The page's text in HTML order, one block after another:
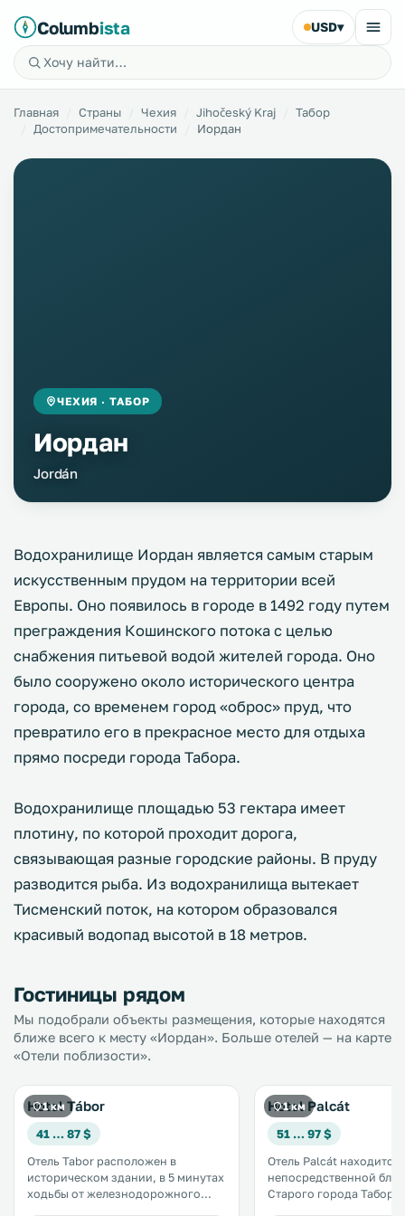
Columbista USD▾
Главная Страны Чехия Jihočeský Kraj
Табор
Достопримечательности
Иордан
ЧЕХИЯ · ТАБОР
Иордан
Jordán
Водохранилище Иордан является самым старым
искусственным прудом на территории всей
Европы. Оно появилось в городе в 1492 году путем
преграждения Кошинского потока с целью
снабжения питьевой водой жителей города. Оно
было сооружено около исторического центра
города, со временем город «оброс» пруд, что
превратило его в прекрасное место для отдыха
прямо посреди города Табора.
Водохранилище площадью 53 гектара имеет
плотину, по которой проходит дорога,
связывающая разные городские районы. В пруду
разводится рыба. Из водохранилища вытекает
Тисменский поток, на котором образовался
красивый водопад высотой в 18 метров.
Гостиницы рядом
Мы подобрали объекты размещения, которые находятся
ближе всего к месту «Иордан». Больше отелей — на карте
«Отели поблизости».
1 км
Hotel Tábor
41 … 87 $
Отель Tabor расположен в
историческом здании, в 5 минутах
ходьбы от железнодорожного
1 км
Hotel Palcát
51 … 97 $
Отель Palcát находится
непосредственной
Старого города